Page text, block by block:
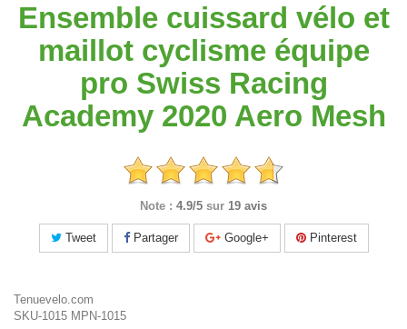
Ensemble cuissard vélo et
maillot cyclisme équipe
pro Swiss Racing
Academy 2020 Aero Mesh
Note : 4.9/5 sur 19 avis
Tweet Partager Google+ Pinterest
Tenuevelo.com
SKU-1015 MPN-1015